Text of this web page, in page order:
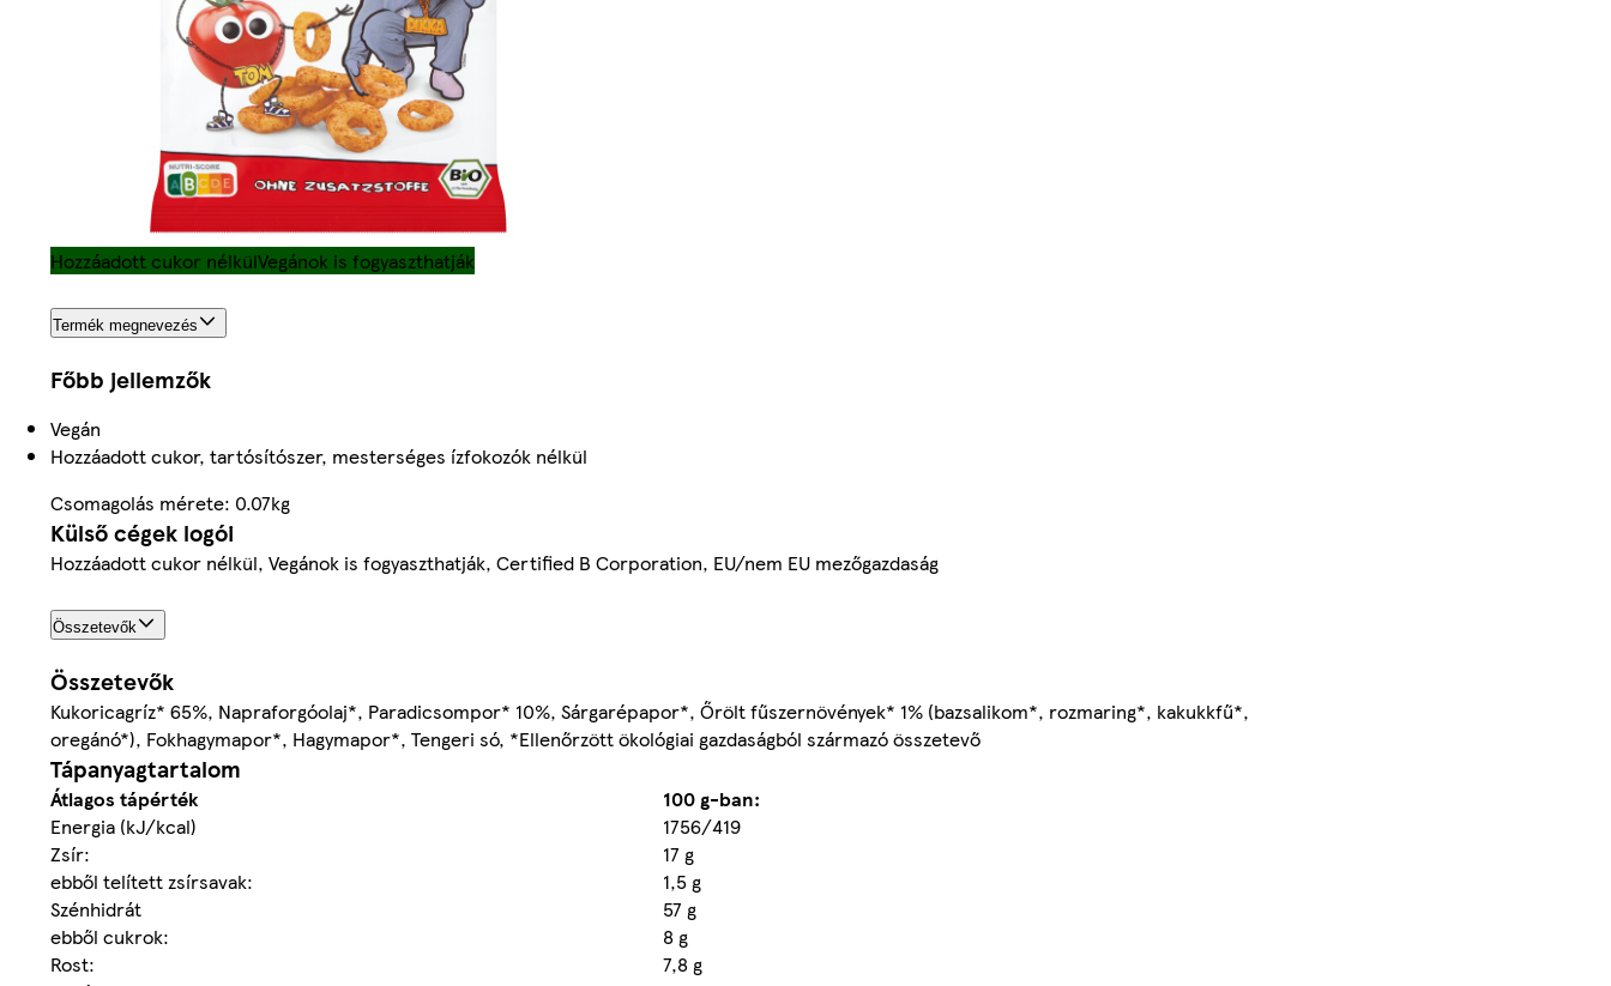
Hozzáadott cukor nélkülVegánok is fogyaszthatják
Termék megnevezés
Főbb jellemzők
Vegán
Hozzáadott cukor, tartósítószer, mesterséges ízfokozók nélkül
Csomagolás mérete: 0.07kg
Külső cégek logói
Hozzáadott cukor nélkül, Vegánok is fogyaszthatják, Certified B Corporation, EU/nem EU mezőgazdaság
Összetevők
Összetevők
Kukoricagríz* 65%, Napraforgóolaj*, Paradicsompor* 10%, Sárgarépapor*, Őrölt fűszernövények* 1% (bazsalikom*, rozmaring*, kakukkfű*,
oregánó*), Fokhagymapor*, Hagymapor*, Tengeri só, *Ellenőrzött ökológiai gazdaságból származó összetevő
Tápanyagtartalom
Átlagos tápérték
100 g-ban:
Energia (kJ/kcal)
1756/419
Zsír:
17 g
ebből telített zsírsavak:
1,5 g
Szénhidrát
57 g
ebből cukrok:
8 g
Rost:
7,8 g